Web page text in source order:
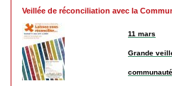
Veillée de réconciliation avec la
11 mars
Grande